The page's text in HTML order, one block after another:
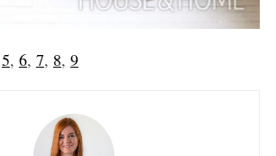
5, 6, 7, 8, 9